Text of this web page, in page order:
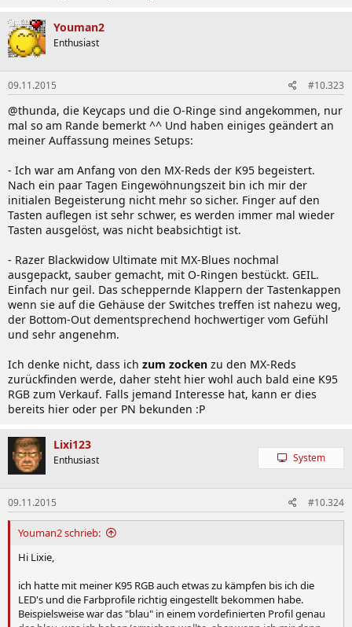
Youman2
Enthusiast
09.11.2015 #10.323
@thunda, die Keycaps und die O-Ringe sind angekommen, nur
mal so am Rande bemerkt ^^ Und haben einiges geändert an
meiner Auffassung meines Setups:
- Ich war am Anfang von den MX-Reds der K95 begeistert.
Nach ein paar Tagen Eingewöhnungszeit bin ich mir der
initialen Begeisterung nicht mehr so sicher. Finger auf den
Tasten auflegen ist sehr schwer, es werden immer mal wieder
Tasten ausgelöst, was nicht beabsichtigt ist.
- Razer Blackwidow Ultimate mit MX-Blues nochmal
ausgepackt, sauber gemacht, mit O-Ringen bestückt. GEIL.
Einfach nur geil. Das scheppernde Klappern der Tastenkappen
wenn sie auf die Gehäuse der Switches treffen ist nahezu weg,
der Bottom-Out dementsprechend hochwertiger vom Gefühl
und sehr angenehm.
Ich denke nicht, dass ich zum zocken zu den MX-Reds
zurückfinden werde, daher steht hier wohl auch bald eine K95
RGB zum Verkauf. Falls jemand Interesse hat, kann er dies
bereits hier oder per PN bekunden :P
Lixi123
Enthusiast System
09.11.2015 #10.324
Youman2 schrieb:
Hi Lixie,
ich hatte mit meiner K95 RGB auch etwas zu kämpfen bis ich die
LED's und die Farbprofile richtig eingestellt bekommen habe.
Beispielsweise war das "blau" in einem vordefinierten Profil genau